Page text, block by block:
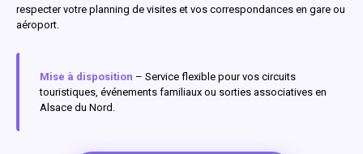
respecter votre planning de visites et vos correspondances en gare ou
aéroport.
Mise à disposition – Service flexible pour vos circuits
touristiques, événements familiaux ou sorties associatives en
Alsace du Nord.